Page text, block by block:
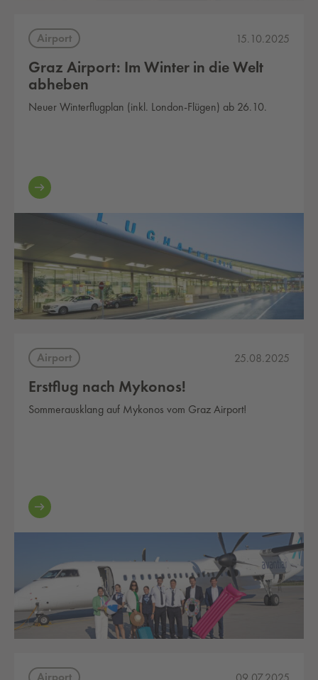
Airport 15.10.2025
Graz Airport: Im Winter in die Welt
abheben
Neuer Winterflugplan (inkl. London-Flügen) ab 26.10.
Airport 25.08.2025
Erstflug nach Mykonos!
Sommerausklang auf Mykonos vom Graz Airport!
Airport